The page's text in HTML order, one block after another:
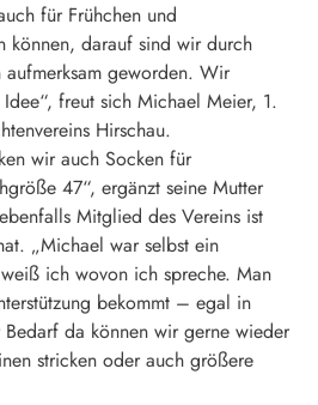
für Frühchen und
können, darauf sind wir durch
geworden. Wir
freut sich Michael Meier, 1.
Hirschau.
wir auch Socken für
47“, ergänzt seine Mutter
Mitglied des Vereins ist
„Michael war selbst ein
ich wovon ich spreche. Man
bekommt – egal in
da können wir gerne wieder
stricken oder auch größere